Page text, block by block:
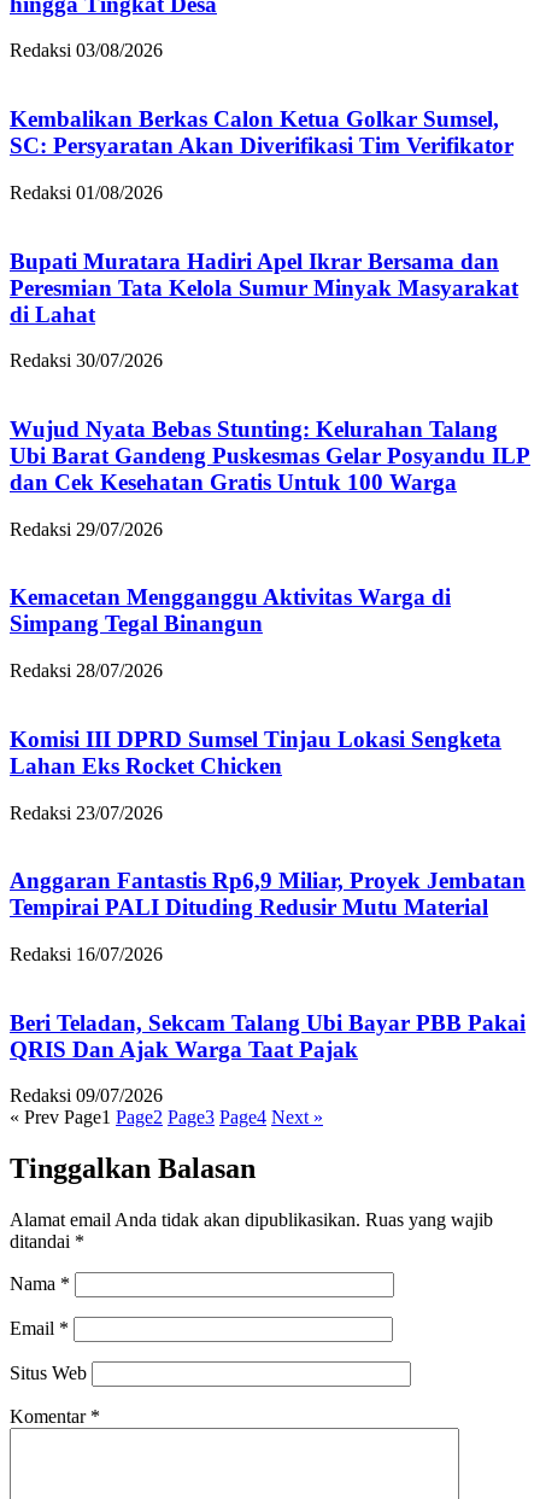
Redaksi 03/08/2026
Kembalikan Berkas Calon Ketua Golkar Sumsel,
SC: Persyaratan Akan Diverifikasi Tim Verifikator
Redaksi 01/08/2026
Bupati Muratara Hadiri Apel Ikrar Bersama dan
Peresmian Tata Kelola Sumur Minyak Masyarakat
di Lahat
Redaksi 30/07/2026
Wujud Nyata Bebas Stunting: Kelurahan Talang
Ubi Barat Gandeng Puskesmas Gelar Posyandu ILP
dan Cek Kesehatan Gratis Untuk 100 Warga
Redaksi 29/07/2026
Kemacetan Mengganggu Aktivitas Warga di
Simpang Tegal Binangun
Redaksi 28/07/2026
Komisi III DPRD Sumsel Tinjau Lokasi Sengketa
Lahan Eks Rocket Chicken
Redaksi 23/07/2026
Anggaran Fantastis Rp6,9 Miliar, Proyek Jembatan
Tempirai PALI Dituding Redusir Mutu Material
Redaksi 16/07/2026
Beri Teladan, Sekcam Talang Ubi Bayar PBB Pakai
QRIS Dan Ajak Warga Taat Pajak
Redaksi 09/07/2026
« Prev Page1 Page2 Page3 Page4 Next »
Tinggalkan Balasan
Alamat email Anda tidak akan dipublikasikan. Ruas yang wajib
ditandai *
Nama *
Email *
Situs Web
Komentar *